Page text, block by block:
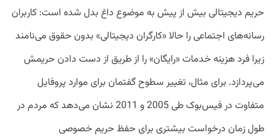
حریم دیجیتالی بیش ‌از پیش به موضوع داغ بدل شده است: کاربران
رسانه‌های اجتماعی را حالا «کارگران دیجیتالی» بدون حقوق می‌نامند
زیرا فرد هزینه خدمات «رایگان» را از طریق از دست دادن حریمش
می‌پردازد. برای مثال، تغییر سطوح گفتمان برای موارد پروفایل
متفاوت در فیس‌بوک طی 2005 و 2011 نشان می‌دهد که مردم در
طول زمان درخواست بیشتری برای حفظ حریم خصوصی